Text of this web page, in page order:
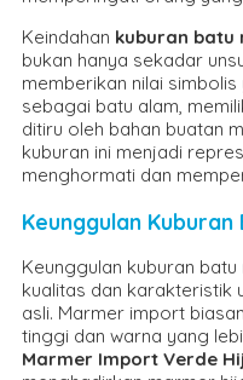
Keindahan kuburan batu
bukan hanya sekadar
memberikan nilai
sebagai batu alam,
ditiru oleh bahan buatan
kuburan ini menjadi
menghormati dan
Keunggulan
Keunggulan kuburan
kualitas dan karakteristik
asli. Marmer import
tinggi dan warna yang
Marmer Import Verde